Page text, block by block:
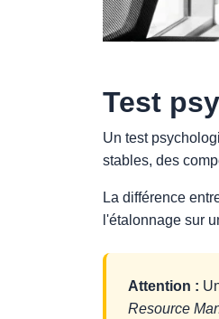
Test
Un test
stables, des
La différence
l'étalonnage sur
Attention :
Resource